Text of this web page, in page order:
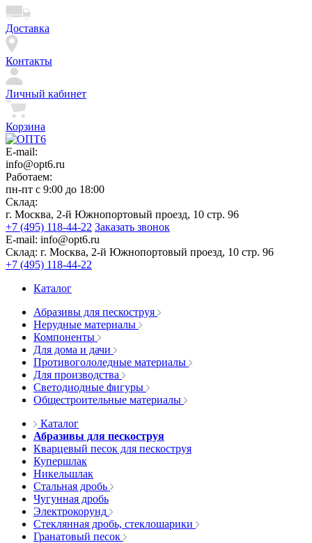
Доставка
Контакты
Личный кабинет
Корзина
E-mail:
info@opt6.ru
Работаем:
пн-пт с 9:00 до 18:00
Склад:
г. Москва, 2-й Южнопортовый проезд, 10 стр. 96
+7 (495) 118-44-22 Заказать звонок
E-mail: info@opt6.ru
Склад: г. Москва, 2-й Южнопортовый проезд, 10 стр. 96
+7 (495) 118-44-22
Каталог
Абразивы для пескоструя
Нерудные материалы
Компоненты
Для дома и дачи
Противогололедные материалы
Для производства
Светодиодные фигуры
Общестроительные материалы
Каталог
Абразивы для пескоструя
Кварцевый песок для пескоструя
Купершлак
Никельшлак
Стальная дробь
Чугунная дробь
Электрокорунд
Стеклянная дробь, стеклошарики
Гранатовый песок